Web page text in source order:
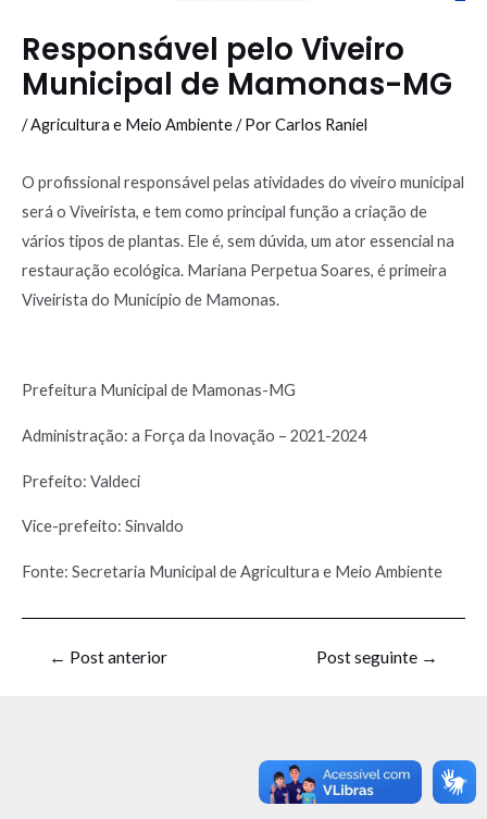
Responsável pelo Viveiro
Municipal de Mamonas-MG
/Agricultura e Meio Ambiente/ PorCarlos Raniel
O profissional responsável pelas atividades do viveiro municipal
será o Viveirista, e tem como principal função a criação de
vários tipos de plantas. Ele é, sem dúvida, um ator essencial na
restauração ecológica. Mariana Perpetua Soares, é primeira
Viveirista do Município de Mamonas.
Prefeitura Municipal de Mamonas-MG
Administração: a Força da Inovação – 2021-2024
Prefeito: Valdeci
Vice-prefeito: Sinvaldo
Fonte: Secretaria Municipal de Agricultura e Meio Ambiente
← Post anterior Post seguinte →